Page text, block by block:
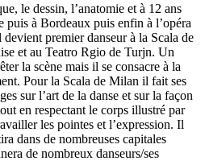
le dessin, l’anatomie et à 12 ans
puis à Bordeaux puis enfin à l’opéra
premier danseur à la Scala de
et au Teatro Rgio de Turjn. Un
la scène mais il se consacre à la
Pour la Scala de Milan il fait ses
sur l’art de la danse et sur la façon
en respectant le corps illustré par
les pointes et l’expression. Il
dans de nombreuses capitales
de nombreux danseurs/ses